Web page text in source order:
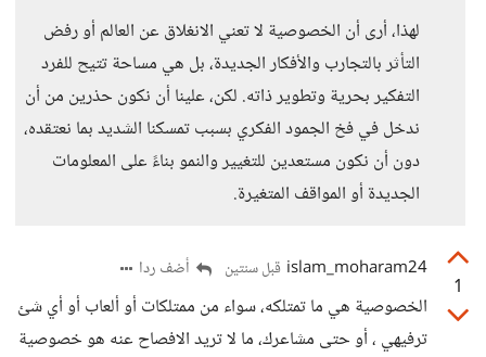
لهذا، أرى أن الخصوصية لا تعني الانغلاق عن العالم أو رفض
التأثر بالتجارب والأفكار الجديدة، بل هي مساحة تتيح للفرد
التفكير بحرية وتطوير ذاته. لكن، علينا أن نكون حذرين من أن
ندخل في فخ الجمود الفكري بسبب تمسكنا الشديد بما نعتقده،
دون أن نكون مستعدين للتغيير والنمو بناءً على المعلومات
الجديدة أو المواقف المتغيرة.
1
islam_moharam24 قبل سنتين أضف ردا
الخصوصية هي ما تمتلكه، سواء من ممتلكات أو ألعاب أو أي شئ
ترفيهي ، أو حتى مشاعرك، ما لا تريد الافصاح عنه هو خصوصية